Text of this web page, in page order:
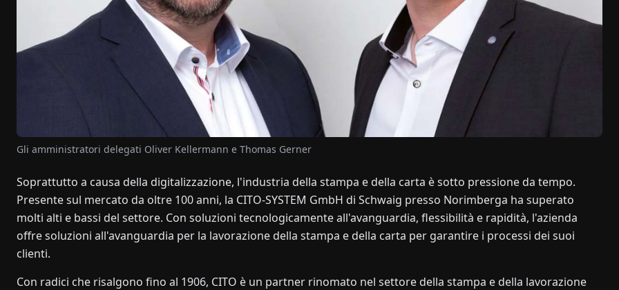
Gli amministratori delegati Oliver Kellermann e Thomas Gerner
Soprattutto a causa della digitalizzazione, l'industria della stampa e della carta è sotto pressione da tempo.
Presente sul mercato da oltre 100 anni, la CITO-SYSTEM GmbH di Schwaig presso Norimberga ha superato
molti alti e bassi del settore. Con soluzioni tecnologicamente all'avanguardia, flessibilità e rapidità, l'azienda
offre soluzioni all'avanguardia per la lavorazione della stampa e della carta per garantire i processi dei suoi
clienti.
Con radici che risalgono fino al 1906, CITO è un partner rinomato nel settore della stampa e della lavorazione